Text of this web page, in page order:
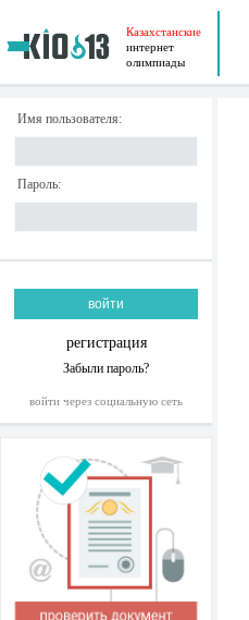
Казахстанские
интернет
олимпиады
Имя пользователя:
Пароль:
регистрация
Забыли пароль?
войти через социальную сеть